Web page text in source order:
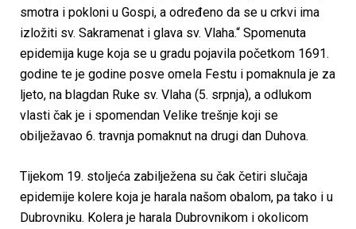
smotra i pokloni u Gospi, a određeno da se u crkvi ima
izložiti sv. Sakramenat i glava sv. Vlaha.“ Spomenuta
epidemija kuge koja se u gradu pojavila početkom 1691.
godine te je godine posve omela Festu i pomaknula je za
ljeto, na blagdan Ruke sv. Vlaha (5. srpnja), a odlukom
vlasti čak je i spomendan Velike trešnje koji se
obilježavao 6. travnja pomaknut na drugi dan Duhova.
Tijekom 19. stoljeća zabilježena su čak četiri slučaja
epidemije kolere koja je harala našom obalom, pa tako i u
Dubrovniku. Kolera je harala Dubrovnikom i okolicom